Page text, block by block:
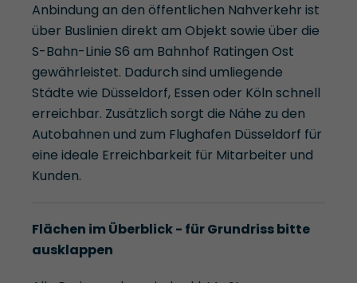
Anbindung an den öffentlichen Nahverkehr ist
über Buslinien direkt am Objekt sowie über die
S-Bahn-Linie S6 am Bahnhof Ratingen Ost
gewährleistet. Dadurch sind umliegende
Städte wie Düsseldorf, Essen oder Köln schnell
erreichbar. Zusätzlich sorgt die Nähe zu den
Autobahnen und zum Flughafen Düsseldorf für
eine ideale Erreichbarkeit für Mitarbeiter und
Kunden.
Flächen im Überblick - für Grundriss bitte
ausklappen